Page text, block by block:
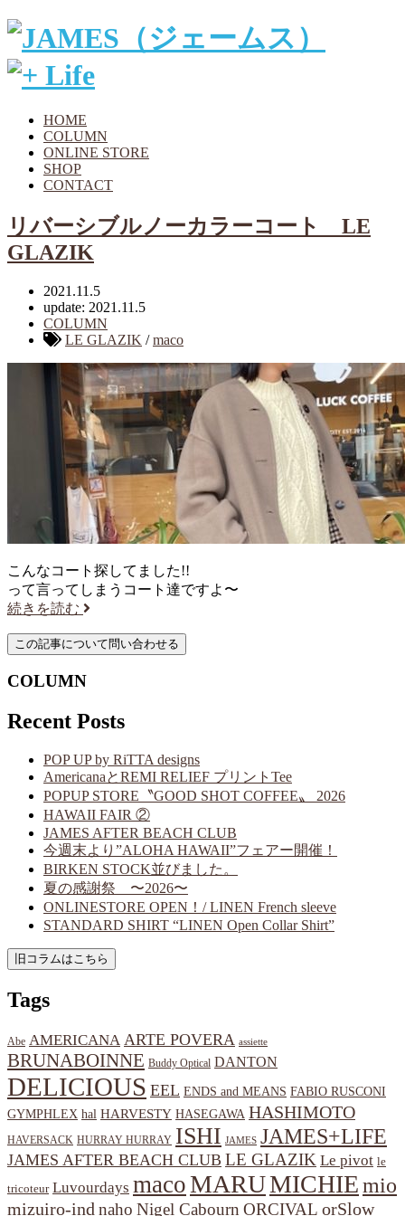
HOME
COLUMN
ONLINE STORE
SHOP
CONTACT
リバーシブルノーカラーコート LE
GLAZIK
2021.11.5
update: 2021.11.5
COLUMN
LE GLAZIK /maco
こんなコート探してました!!
って言ってしまうコート達ですよ〜
続きを読む
COLUMN
Recent Posts
POP UP by RiTTA designs
AmericanaとREMI RELIEF プリントTee
POPUP STORE〝GOOD SHOT COFFEE〟 2026
HAWAII FAIR ②
JAMES AFTER BEACH CLUB
今週末より”ALOHA HAWAII”フェアー開催！
BIRKEN STOCK並びました。
夏の感謝祭 〜2026〜
ONLINESTORE OPEN！/ LINEN French sleeve
STANDARD SHIRT “LINEN Open Collar Shirt”
Tags
Abe AMERICANA ARTE POVERA assiette
BRUNABOINNE Buddy Optical DANTON
DELICIOUS EEL ENDS and MEANS FABIO RUSCONI
GYMPHLEX hal HARVESTY HASEGAWA HASHIMOTO
HAVERSACK HURRAY HURRAY ISHI JAMES JAMES+LIFE
JAMES AFTER BEACH CLUB LE GLAZIK Le pivot le
tricoteur Luvourdays macoMARUMICHIEmio
mizuiro-ind naho Nigel Cabourn ORCIVAL orSlow